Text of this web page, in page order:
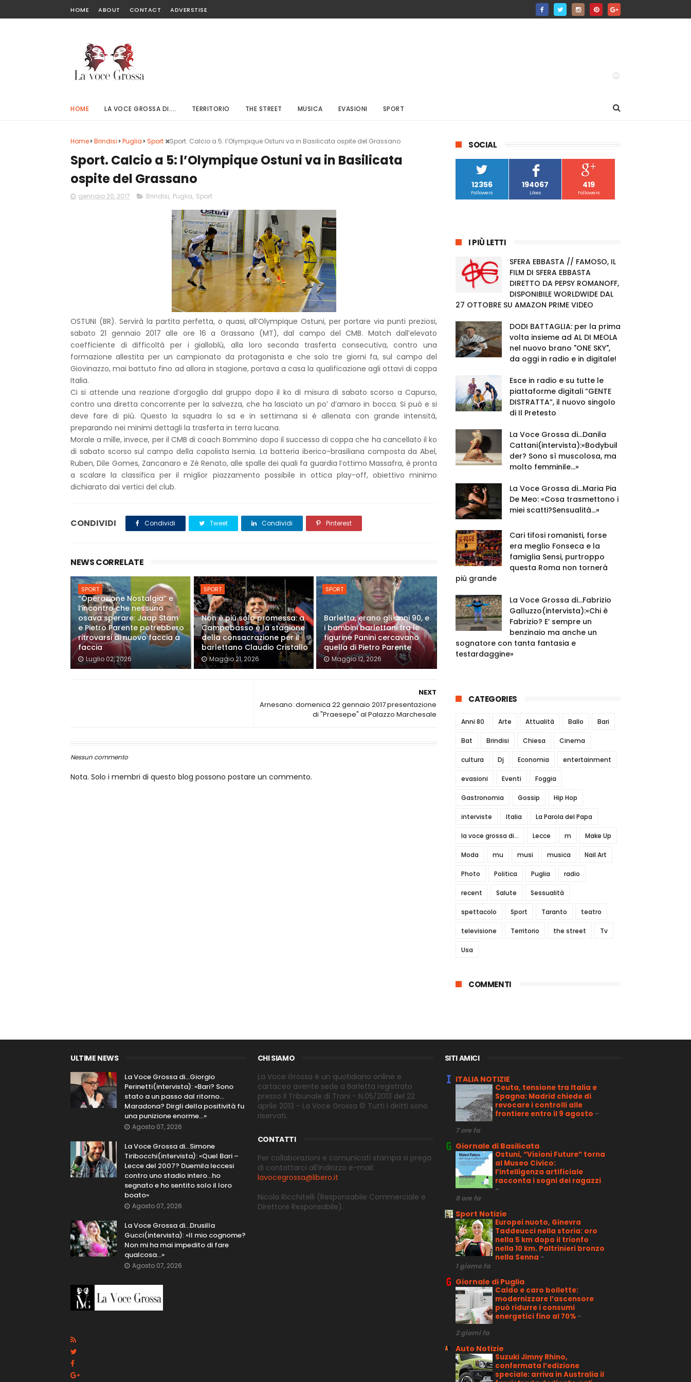
HOME ABOUT CONTACT ADVERSTISE
HOME LA VOCE GROSSA DI.... TERRITORIO THE STREET MUSICA EVASIONI SPORT
Home Brindisi Puglia Sport Sport. Calcio a 5: l’Olympique Ostuni va in Basilicata ospite del Grassano
Sport. Calcio a 5: l’Olympique Ostuni va in Basilicata
ospite del Grassano
gennaio 20, 2017 Brindisi, Puglia, Sport
OSTUNI (BR). Servirà la partita perfetta, o quasi, all’Olympique Ostuni, per portare via punti preziosi,
sabato 21 gennaio 2017 alle ore 16 a Grassano (MT), dal campo del CMB. Match dall’elevato
coefficiente di difficoltà per i gialloblù, alla loro seconda trasferta consecutiva, contro una
formazione allestita per un campionato da protagonista e che solo tre giorni fa, sul campo del
Giovinazzo, mai battuto fino ad allora in stagione, portava a casa la qualificazione agli ottavi di coppa
Italia.
Ci si attende una reazione d’orgoglio dal gruppo dopo il ko di misura di sabato scorso a Capurso,
contro una diretta concorrente per la salvezza, che ha lasciato un po’ d’amaro in bocca. Si può e si
deve fare di più. Questo la squadra lo sa e in settimana si è allenata con grande intensità,
preparando nei minimi dettagli la trasferta in terra lucana.
Morale a mille, invece, per il CMB di coach Bommino dopo il successo di coppa che ha cancellato il ko
di sabato scorso sul campo della capolista Isernia. La batteria iberico-brasiliana composta da Abel,
Ruben, Dile Gomes, Zancanaro e Zè Renato, alle spalle dei quali fa guardia l’ottimo Massafra, è pronta
a scalare la classifica per il miglior piazzamento possibile in ottica play-off, obiettivo minimo
dichiarato dai vertici del club.
CONDIVIDI Condividi Tweet Condividi Pinterest
NEWS CORRELATE
SPORT
“Operazione Nostalgia” e
l’incontro che nessuno
osava sperare: Jaap Stam
e Pietro Parente potrebbero
ritrovarsi di nuovo faccia a
faccia
Luglio 02, 2026
SPORT
Non è più solo promessa: a
Campobasso è la stagione
della consacrazione per il
barlettano Claudio Cristallo
Maggio 21, 2026
SPORT
Barletta, erano gli anni 90, e
i bambini barlettani tra le
figurine Panini cercavano
quella di Pietro Parente
Maggio 12, 2026
NEXT
Arnesano: domenica 22 gennaio 2017 presentazione
di "Praesepe" al Palazzo Marchesale
Nessun commento
Nota. Solo i membri di questo blog possono postare un commento.
SOCIAL
12356
Followers
194067
Likes
419
Followers
I PIÙ LETTI
SFERA EBBASTA // FAMOSO, IL
FILM DI SFERA EBBASTA
DIRETTO DA PEPSY ROMANOFF,
DISPONIBILE WORLDWIDE DAL
27 OTTOBRE SU AMAZON PRIME VIDEO
DODI BATTAGLIA: per la prima
volta insieme ad AL DI MEOLA
nel nuovo brano "ONE SKY",
da oggi in radio e in digitale!
Esce in radio e su tutte le
piattaforme digitali “GENTE
DISTRATTA”, il nuovo singolo
di Il Pretesto
La Voce Grossa di…Danila
Cattani(intervista):«Bodybuil
der? Sono sì muscolosa, ma
molto femminile…»
La Voce Grossa di…Maria Pia
De Meo: «Cosa trasmettono i
miei scatti?Sensualità…»
Cari tifosi romanisti, forse
era meglio Fonseca e la
famiglia Sensi, purtroppo
questa Roma non tornerà
più grande
La Voce Grossa di…Fabrizio
Galluzzo(intervista):«Chi è
Fabrizio? E’ sempre un
benzinaio ma anche un
sognatore con tanta fantasia e
testardaggine»
CATEGORIES
Anni 80 Arte Attualità Ballo Bari
Bat Brindisi Chiesa Cinema
cultura Dj Economia entertainment
evasioni Eventi Foggia
Gastronomia Gossip Hip Hop
interviste Italia La Parola del Papa
la voce grossa di... Lecce m Make Up
Moda mu musi musica Nail Art
Photo Politica Puglia radio
recent Salute Sessualità
spettacolo Sport Taranto teatro
televisione Territorio the street Tv
Usa
COMMENTI
ULTIME NEWS
La Voce Grossa di…Giorgio
Perinetti(intervista): «Bari? Sono
stato a un passo dal ritorno...
Maradona? Dirgli della positività fu
una punizione enorme…»
Agosto 07, 2026
La Voce Grossa di…Simone
Tiribocchi(intervista): «Quel Bari –
Lecce del 2007? Duemila leccesi
contro uno stadio intero...ho
segnato e ho sentito solo il loro
boato»
Agosto 07, 2026
La Voce Grossa di…Drusilla
Gucci(intervista): «Il mio cognome?
Non mi ha mai impedito di fare
qualcosa…»
Agosto 07, 2026
CHI SIAMO
La Voce Grossa è un quotidiano online e
cartaceo avente sede a Barletta registrato
presso il Tribunale di Trani - N.05/2013 del 22
aprile 2013 - La Voce Grossa © Tutti i diritti sono
riservati.
CONTATTI
Per collaborazioni e comunicati stampa si prega
di contattarci all’indirizzo e-mail:
lavocegrossa@libero.it
Nicola Ricchitelli (Responsabile Commerciale e
Direttore Responsabile).
SITI AMICI
ITALIA NOTIZIE
Ceuta, tensione tra Italia e
Spagna: Madrid chiede di
revocare i controlli alle
frontiere entro il 9 agosto -
7 ore fa
Giornale di Basilicata
Ostuni, “Visioni Future” torna
al Museo Civico:
l’intelligenza artificiale
racconta i sogni dei ragazzi
-
8 ore fa
Sport Notizie
Europei nuoto, Ginevra
Taddeucci nella storia: oro
nella 5 km dopo il trionfo
nella 10 km. Paltrinieri bronzo
nella Senna -
1 giorno fa
Giornale di Puglia
Caldo e caro bollette:
modernizzare l’ascensore
può ridurre i consumi
energetici fino al 70% -
2 giorni fa
Auto Notizie
Suzuki Jimny Rhino,
confermata l’edizione
speciale: arriva in Australia il